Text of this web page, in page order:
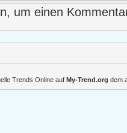
um einen
Trends Online auf My-Trend.org dem